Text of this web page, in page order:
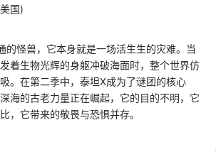
国)
的怪兽，它本身就是一场活生生的灾难。当
着生物光辉的身躯冲破海面时，整个世界仿
。在第二季中，泰坦X成为了谜团的核心
的古老力量正在崛起，它的目的不明，它
，它带来的敬畏与恐惧并存。